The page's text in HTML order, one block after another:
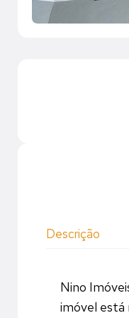
Descrição
Nino
imóvel está